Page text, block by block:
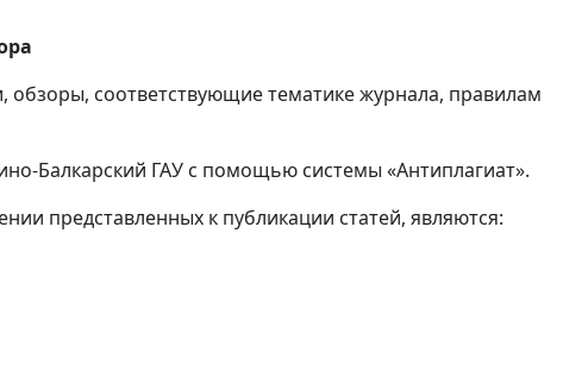
соответствующие тематике журнала, правилам
Балкарский ГАУ с помощью системы «Антиплагиат».
представленных к публикации статей, являются: